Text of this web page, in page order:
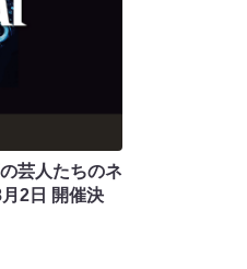
芸人たちのネ
2日 開催決